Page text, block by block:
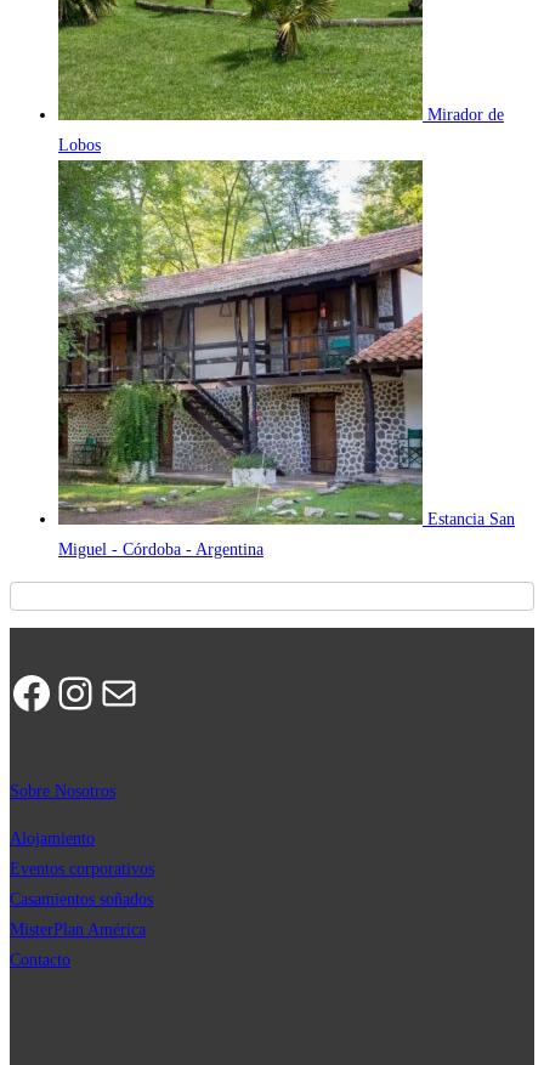
Mirador de
Lobos
Estancia San
Miguel - Córdoba - Argentina
Facebook Instagram Correo electrónico
Sobre Nosotros
Alojamiento
Eventos corporativos
Casamientos soñados
MisterPlan América
Contacto